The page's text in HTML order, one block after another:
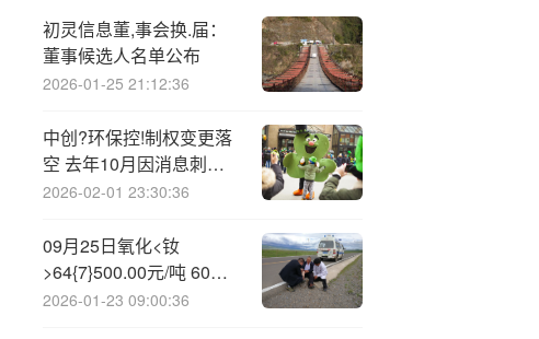
初灵信息董,事会换.届：
董事候选人名单公布
2026-01-25 21:12:36
中创?环保控!制权变更落
空 去年10月因消息刺激
股价巨震
2026-02-01 23:30:36
09月25日氧化<钕
>64{7}500.00元/吨 60天
上涨19.91%
2026-01-23 09:00:36